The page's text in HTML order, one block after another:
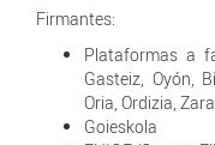
Firmantes:
Plataformas a
Gasteiz, Oyón,
Oria, Ordizia,
Goieskola